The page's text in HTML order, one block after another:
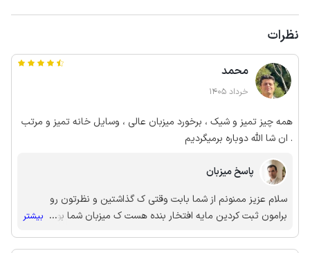
نظرات
محمد
خرداد 1405
همه چیز تمیز و شیک ، برخورد میزبان عالی ، وسایل خانه تمیز و مرتب
. ان شا الله دوباره برمیگردیم
پاسخ میزبان
سلام عزیز ممنونم از شما بابت وقتی ک گذاشتین و نظرتون رو
برامون ثبت کردین مایه افتخار بنده هست ک میزبان شما بودم
... بیشتر